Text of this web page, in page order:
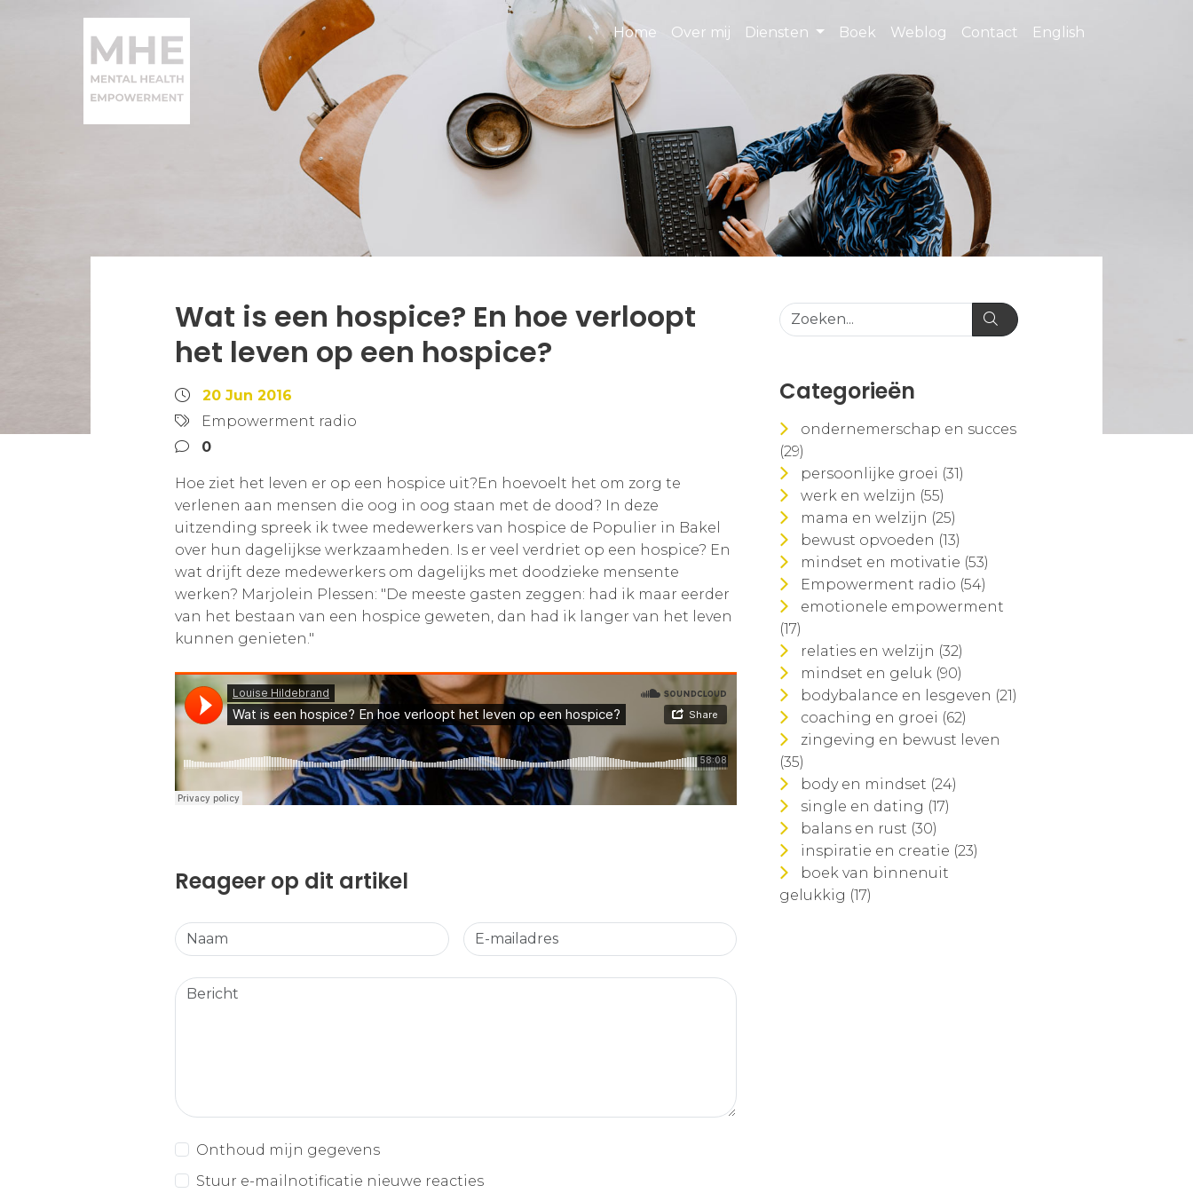
Home Over mij Diensten Boek Weblog Contact English
Wat is een hospice? En hoe verloopt
het leven op een hospice?
20 Jun 2016
Empowerment radio
0
Hoe ziet het leven er op een hospice uit?En hoevoelt het om zorg te
verlenen aan mensen die oog in oog staan met de dood? In deze
uitzending spreek ik twee medewerkers van hospice de Populier in Bakel
over hun dagelijkse werkzaamheden. Is er veel verdriet op een hospice? En
wat drijft deze medewerkers om dagelijks met doodzieke mensente
werken? Marjolein Plessen: "De meeste gasten zeggen: had ik maar eerder
van het bestaan van een hospice geweten, dan had ik langer van het leven
kunnen genieten."
Reageer op dit artikel
Onthoud mijn gegevens
Stuur e-mailnotificatie nieuwe reacties
Categorieën
ondernemerschap en succes
(29)
persoonlijke groei (31)
werk en welzijn (55)
mama en welzijn (25)
bewust opvoeden (13)
mindset en motivatie (53)
Empowerment radio (54)
emotionele empowerment
(17)
relaties en welzijn (32)
mindset en geluk (90)
bodybalance en lesgeven (21)
coaching en groei (62)
zingeving en bewust leven
(35)
body en mindset (24)
single en dating (17)
balans en rust (30)
inspiratie en creatie (23)
boek van binnenuit
gelukkig (17)